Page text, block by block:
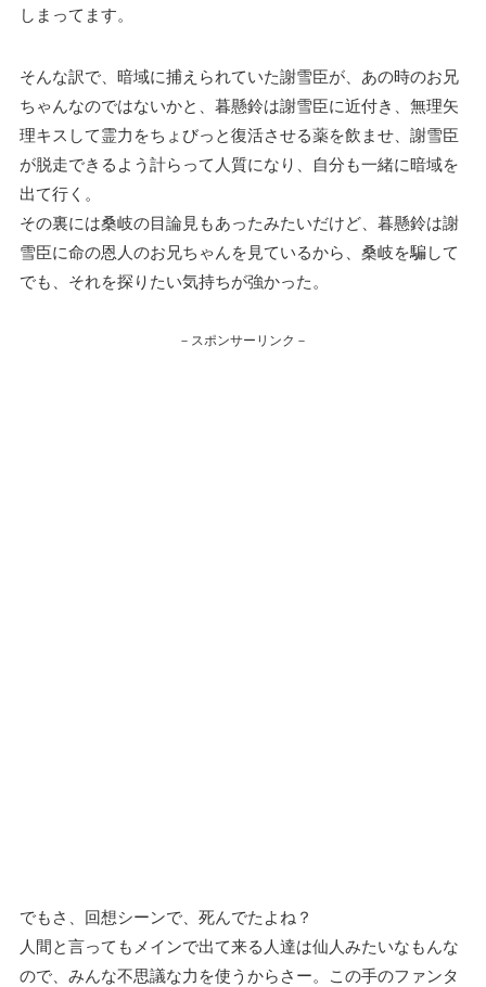
しまってます。
そんな訳で、暗域に捕えられていた謝雪臣が、あの時のお兄
ちゃんなのではないかと、暮懸鈴は謝雪臣に近付き、無理矢
理キスして霊力をちょびっと復活させる薬を飲ませ、謝雪臣
が脱走できるよう計らって人質になり、自分も一緒に暗域を
出て行く。
その裏には桑岐の目論見もあったみたいだけど、暮懸鈴は謝
雪臣に命の恩人のお兄ちゃんを見ているから、桑岐を騙して
でも、それを探りたい気持ちが強かった。
－スポンサーリンク－
でもさ、回想シーンで、死んでたよね？
人間と言ってもメインで出て来る人達は仙人みたいなもんな
ので、みんな不思議な力を使うからさー。この手のファンタ